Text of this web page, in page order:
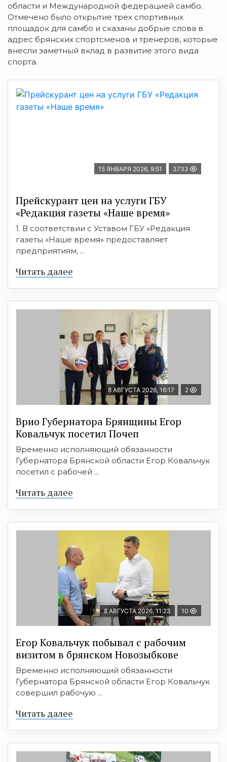
области и Международной федерацией самбо.
Отмечено было открытие трех спортивных
площадок для самбо и сказаны добрые слова в
адрес брянских спортсменов и тренеров, которые
внесли заметный вклад в развитие этого вида
спорта.
15 ЯНВАРЯ 2026, 9:51 3733
Прейскурант цен на услуги ГБУ
«Редакция газеты «Наше время»
1. В соответствии с Уставом ГБУ «Редакция
газеты «Наше время» предоставляет
предприятиям, ...
Читать далее
8 АВГУСТА 2026, 16:17 2
Врио Губернатора Брянщины Егор
Ковальчук посетил Почеп
Временно исполняющий обязанности
Губернатора Брянской области Егор Ковальчук
посетил с рабочей ...
Читать далее
8 АВГУСТА 2026, 11:23 10
Егор Ковальчук побывал с рабочим
визитом в брянском Новозыбкове
Временно исполняющий обязанности
Губернатора Брянской области Егор Ковальчук
совершил рабочую ...
Читать далее